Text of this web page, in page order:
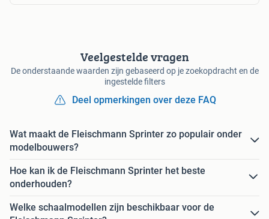
Veelgestelde vragen
De onderstaande waarden zijn gebaseerd op je zoekopdracht en de
ingestelde filters
Deel opmerkingen over deze FAQ
Wat maakt de Fleischmann Sprinter zo populair onder
modelbouwers?
Hoe kan ik de Fleischmann Sprinter het beste
onderhouden?
Welke schaalmodellen zijn beschikbaar voor de